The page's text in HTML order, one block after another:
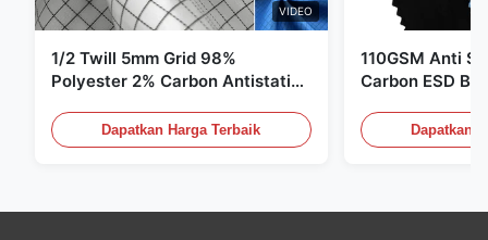
VIDEO
1/2 Twill 5mm Grid 98%
Polyester 2% Carbon Antistatic
Dapatkan Harga Terbaik
110GSM Anti
Carbon ESD
Dapatkan